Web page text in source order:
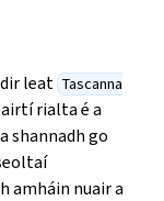
leat Tascanna
rialta é a
shannadh go
amháin nuair a